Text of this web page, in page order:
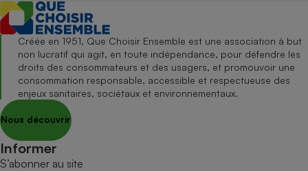
Créée en 1951, Que Choisir Ensemble est une association à but
non lucratif qui agit, en toute indépendance, pour défendre les
droits des consommateurs et des usagers, et promouvoir une
consommation responsable, accessible et respectueuse des
enjeux sanitaires, sociétaux et environnementaux.
Nous découvrir
Informer
S’abonner au site